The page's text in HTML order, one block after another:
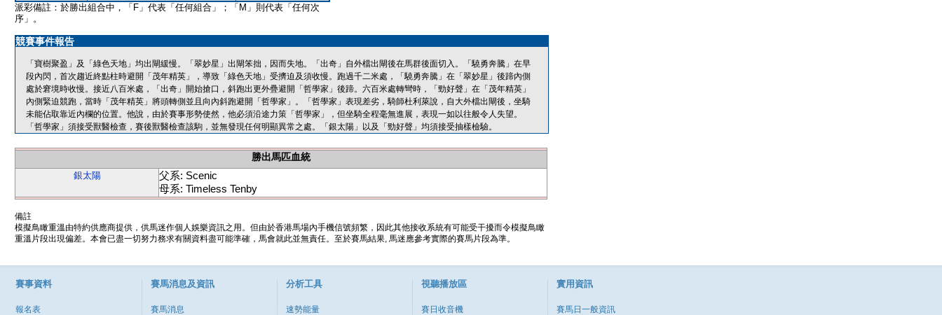
派彩備註：於勝出組合中，「F」代表「任何組合」；「M」則代表「任何次
序」。
競賽事件報告
「寶樹聚盈」及「綠色天地」均出閘緩慢。「翠妙星」出閘笨拙，因而失地。「出奇」自外檔出閘後在馬群後面切入。「驍勇奔騰」在早
段內閃，首次趨近終點柱時避開「茂年精英」，導致「綠色天地」受擠迫及須收慢。跑過千二米處，「驍勇奔騰」在「翠妙星」後蹄內側
處於窘境時收慢。接近八百米處，「出奇」開始搶口，斜跑出更外疊避開「哲學家」後蹄。六百米處轉彎時，「勁好聲」在「茂年精英」
內側緊迫競跑，當時「茂年精英」將頭轉側並且向內斜跑避開「哲學家」。「哲學家」表現差劣，騎師杜利萊說，自大外檔出閘後，坐騎
未能佔取靠近內欄的位置。他說，由於賽事形勢使然，他必須沿途力策「哲學家」，但坐騎全程毫無進展，表現一如以往般令人失望。
「哲學家」須接受獸醫檢查，賽後獸醫檢查該駒，並無發現任何明顯異常之處。「銀太陽」以及「勁好聲」均須接受抽樣檢驗。
勝出馬匹血統
銀太陽
父系: Scenic
母系: Timeless Tenby
備註
模擬鳥瞰重溫由特約供應商提供，供馬迷作個人娛樂資訊之用。但由於香港馬場內手機信號頻繁，因此其他接收系統有可能受干擾而令模擬鳥瞰
重溫片段出現偏差。本會已盡一切努力務求有關資料盡可能準確，馬會就此並無責任。至於賽馬結果, 馬迷應參考實際的賽馬片段為準。
賽事資料
報名表
賽馬消息及資訊
賽馬消息
分析工具
速勢能量
視聽播放區
賽日收音機
實用資訊
賽馬日一般資訊